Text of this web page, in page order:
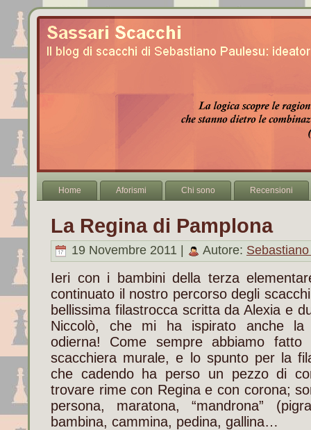
Home Aforismi Chi sono Recensioni
La Regina di Pamplona
19 Novembre 2011 | Autore:
Ieri con i bambini della terza
continuato il nostro percorso degli
bellissima filastrocca scritta da Alexia e
Niccolò, che mi ha ispirato anche la
odierna! Come sempre abbiamo
scacchiera murale, e lo spunto per la
che cadendo ha perso un pezzo di
trovare rime con Regina e con corona;
persona, maratona, “mandrona”
bambina, cammina, pedina, gallina…